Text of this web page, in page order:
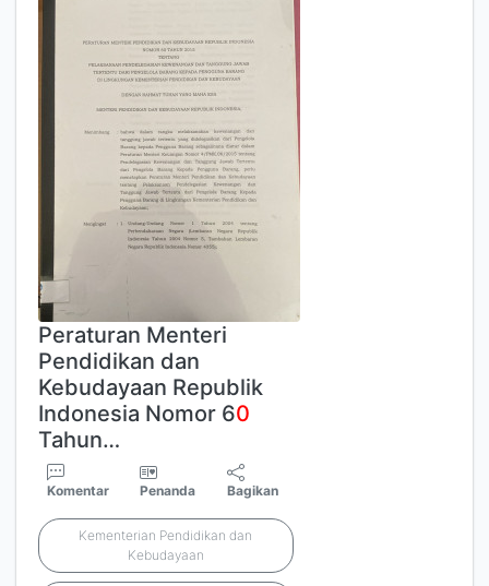
Peraturan Menteri
Pendidikan dan
Kebudayaan Republik
Indonesia Nomor 60
Tahun…
Komentar Penanda Bagikan
Kementerian Pendidikan dan
Kebudayaan